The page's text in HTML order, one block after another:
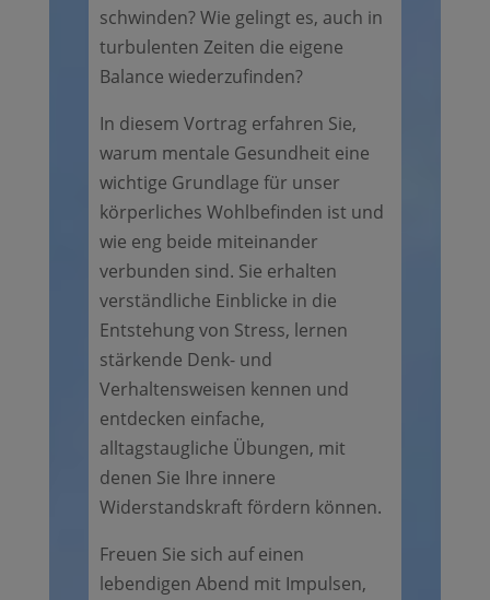
schwinden? Wie gelingt es, auch in
turbulenten Zeiten die eigene
Balance wiederzufinden?
In diesem Vortrag erfahren Sie,
warum mentale Gesundheit eine
wichtige Grundlage für unser
körperliches Wohlbefinden ist und
wie eng beide miteinander
verbunden sind. Sie erhalten
verständliche Einblicke in die
Entstehung von Stress, lernen
stärkende Denk- und
Verhaltensweisen kennen und
entdecken einfache,
alltagstaugliche Übungen, mit
denen Sie Ihre innere
Widerstandskraft fördern können.
Freuen Sie sich auf einen
lebendigen Abend mit Impulsen,